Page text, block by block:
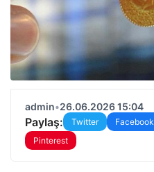
admin•26.06.2026 15:04
Paylaş: Twitter Facebook
Pinterest